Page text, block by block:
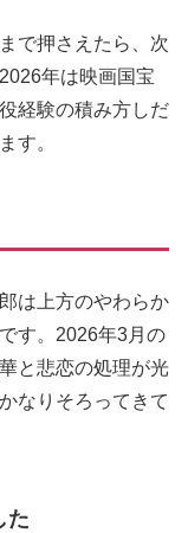
で押さえたら、次
年は映画国宝
経験の積み方しだ
す。
は上方のやわらか
す。2026年3月の
と悲恋の処理が光
なりそろってきて
た